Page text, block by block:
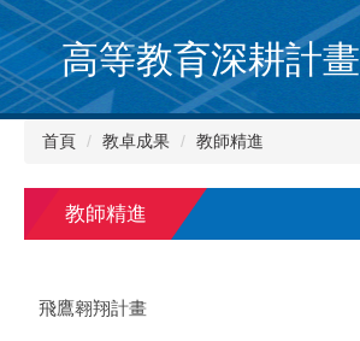
跳
到
主
要
內
高等教育深耕計畫
首頁 教卓成果 教師精進
教師精進
飛鷹翱翔計畫